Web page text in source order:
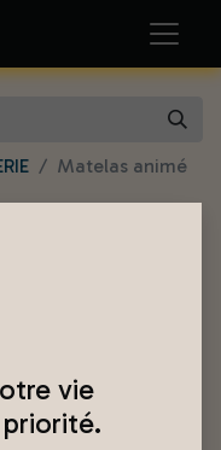
Matelas animé
vie